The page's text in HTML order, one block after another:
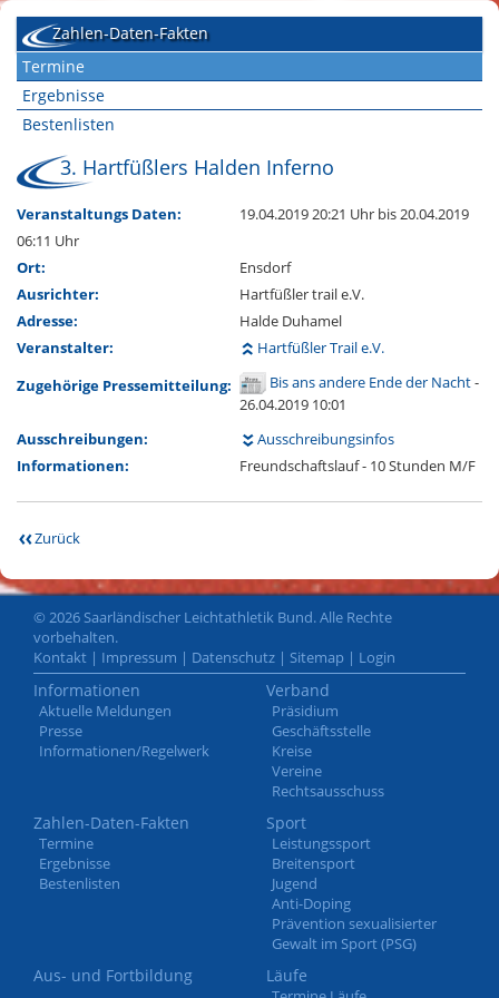
Zahlen-Daten-Fakten
Termine
Ergebnisse
Bestenlisten
3. Hartfüßlers Halden Inferno
Veranstaltungs Daten: 19.04.2019 20:21 Uhr bis 20.04.2019
06:11 Uhr
Ort:
Ensdorf
Ausrichter:
Hartfüßler trail e.V.
Adresse:
Halde Duhamel
Veranstalter:
Hartfüßler Trail e.V.
Zugehörige Pressemitteilung:
Bis ans andere Ende der Nacht-
26.04.2019 10:01
Ausschreibungen:
Ausschreibungsinfos
Informationen:
Freundschaftslauf - 10 Stunden M/F
Zurück
© 2026 Saarländischer Leichtathletik Bund. Alle Rechte
vorbehalten.
Kontakt | Impressum | Datenschutz | Sitemap | Login
Informationen
Aktuelle Meldungen
Presse
Informationen/Regelwerk
Verband
Präsidium
Geschäftsstelle
Kreise
Vereine
Rechtsausschuss
Zahlen-Daten-Fakten
Termine
Ergebnisse
Bestenlisten
Sport
Leistungssport
Breitensport
Jugend
Anti-Doping
Prävention sexualisierter
Gewalt im Sport (PSG)
Aus- und Fortbildung Läufe